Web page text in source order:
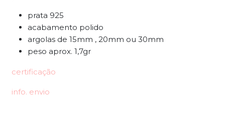
prata 925
acabamento polido
argolas de 15mm , 20mm ou 30mm
peso aprox. 1,7gr
certificação
info. envio